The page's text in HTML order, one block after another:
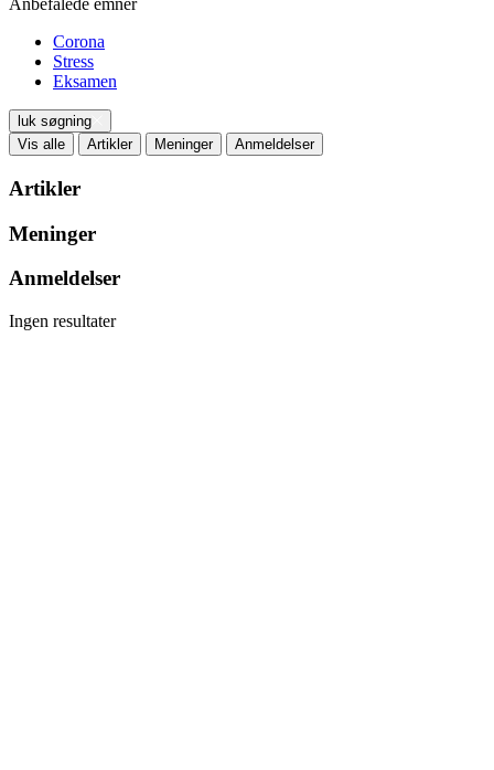
Anbefalede emner
Corona
Stress
Eksamen
luk søgning
Vis alle
Artikler Meninger Anmeldelser
Artikler
Meninger
Anmeldelser
Ingen resultater